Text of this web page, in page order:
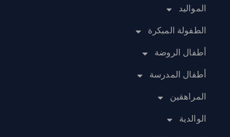
المواليد
الطفولة المبكرة
أطفال الروضة
أطفال المدرسة
المراهقين
الوالدية